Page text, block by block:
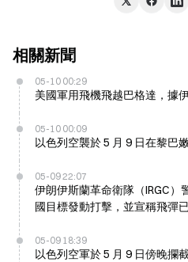
相關新聞
05-10 00:29
美國軍用飛機飛越巴格達，據
05-10 00:09
以色列空襲於 5 月 9 日在黎巴
05-09 22:07
伊朗伊斯蘭革命衛隊（IRGC）
國目標發動打擊，並宣稱飛彈
05-09 18:39
以色列空軍於 5 月 9 日傍晚攔